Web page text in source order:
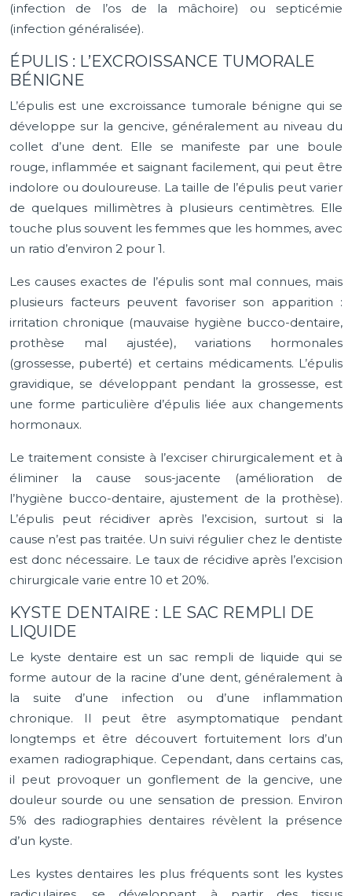
(infection de l’os de la mâchoire) ou septicémie
(infection généralisée).
ÉPULIS : L’EXCROISSANCE TUMORALE
BÉNIGNE
L’épulis est une excroissance tumorale bénigne qui se
développe sur la gencive, généralement au niveau du
collet d’une dent. Elle se manifeste par une boule
rouge, inflammée et saignant facilement, qui peut être
indolore ou douloureuse. La taille de l’épulis peut varier
de quelques millimètres à plusieurs centimètres. Elle
touche plus souvent les femmes que les hommes, avec
un ratio d’environ 2 pour 1.
Les causes exactes de l’épulis sont mal connues, mais
plusieurs facteurs peuvent favoriser son apparition :
irritation chronique (mauvaise hygiène bucco-dentaire,
prothèse mal ajustée), variations hormonales
(grossesse, puberté) et certains médicaments. L’épulis
gravidique, se développant pendant la grossesse, est
une forme particulière d’épulis liée aux changements
hormonaux.
Le traitement consiste à l’exciser chirurgicalement et à
éliminer la cause sous-jacente (amélioration de
l’hygiène bucco-dentaire, ajustement de la prothèse).
L’épulis peut récidiver après l’excision, surtout si la
cause n’est pas traitée. Un suivi régulier chez le dentiste
est donc nécessaire. Le taux de récidive après l’excision
chirurgicale varie entre 10 et 20%.
KYSTE DENTAIRE : LE SAC REMPLI DE
LIQUIDE
Le kyste dentaire est un sac rempli de liquide qui se
forme autour de la racine d’une dent, généralement à
la suite d’une infection ou d’une inflammation
chronique. Il peut être asymptomatique pendant
longtemps et être découvert fortuitement lors d’un
examen radiographique. Cependant, dans certains cas,
il peut provoquer un gonflement de la gencive, une
douleur sourde ou une sensation de pression. Environ
5% des radiographies dentaires révèlent la présence
d’un kyste.
Les kystes dentaires les plus fréquents sont les kystes